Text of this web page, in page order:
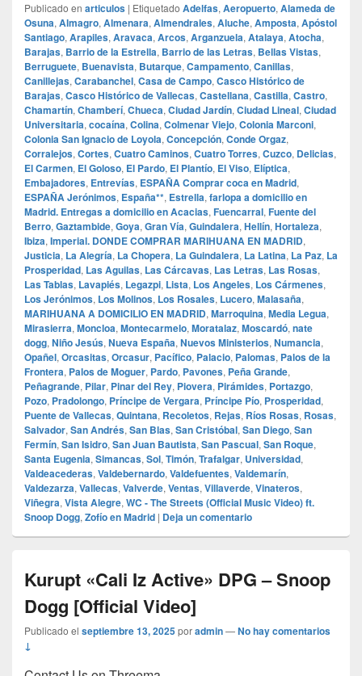
Publicado en articulos | Etiquetado Adelfas, Aeropuerto, Alameda de
Osuna, Almagro, Almenara, Almendrales, Aluche, Amposta, Apóstol
Santiago, Arapiles, Aravaca, Arcos, Arganzuela, Atalaya, Atocha,
Barajas, Barrio de la Estrella, Barrio de las Letras, Bellas Vistas,
Berruguete, Buenavista, Butarque, Campamento, Canillas,
Canillejas, Carabanchel, Casa de Campo, Casco Histórico de
Barajas, Casco Histórico de Vallecas, Castellana, Castilla, Castro,
Chamartín, Chamberí, Chueca, Ciudad Jardín, Ciudad Lineal, Ciudad
Universitaria, cocaína, Colina, Colmenar Viejo, Colonia Marconi,
Colonia San Ignacio de Loyola, Concepción, Conde Orgaz,
Corralejos, Cortes, Cuatro Caminos, Cuatro Torres, Cuzco, Delicias,
El Carmen, El Goloso, El Pardo, El Plantío, El Viso, Elíptica,
Embajadores, Entrevías, ESPAÑA Comprar coca en Madrid,
ESPAÑA Jerónimos, España**, Estrella, farlopa a domicilio en
Madrid. Entregas a domicilio en Acacias, Fuencarral, Fuente del
Berro, Gaztambide, Goya, Gran Vía, Guindalera, Hellín, Hortaleza,
Ibiza, Imperial. DONDE COMPRAR MARIHUANA EN MADRID,
Justicia, La Alegría, La Chopera, La Guindalera, La Latina, La Paz, La
Prosperidad, Las Aguilas, Las Cárcavas, Las Letras, Las Rosas,
Las Tablas, Lavapiés, Legazpi, Lista, Los Angeles, Los Cármenes,
Los Jerónimos, Los Molinos, Los Rosales, Lucero, Malasaña,
MARIHUANA A DOMICILIO EN MADRID, Marroquina, Media Legua,
Mirasierra, Moncloa, Montecarmelo, Moratalaz, Moscardó, nate
dogg, Niño Jesús, Nueva España, Nuevos Ministerios, Numancia,
Opañel, Orcasitas, Orcasur, Pacífico, Palacio, Palomas, Palos de la
Frontera, Palos de Moguer, Pardo, Pavones, Peña Grande,
Peñagrande, Pilar, Pinar del Rey, Piovera, Pirámides, Portazgo,
Pozo, Pradolongo, Príncipe de Vergara, Príncipe Pío, Prosperidad,
Puente de Vallecas, Quintana, Recoletos, Rejas, Ríos Rosas, Rosas,
Salvador, San Andrés, San Blas, San Cristóbal, San Diego, San
Fermín, San Isidro, San Juan Bautista, San Pascual, San Roque,
Santa Eugenia, Simancas, Sol, Timón, Trafalgar, Universidad,
Valdeacederas, Valdebernardo, Valdefuentes, Valdemarín,
Valdezarza, Vallecas, Valverde, Ventas, Villaverde, Vinateros,
Viñegra, Vista Alegre, WC - The Streets (Official Music Video) ft.
Snoop Dogg, Zofío en Madrid | Deja un comentario
Kurupt «Cali Iz Active» DPG – Snoop
Dogg [Official Video]
Publicado el septiembre 13, 2025poradmin—No hay comentarios
↓